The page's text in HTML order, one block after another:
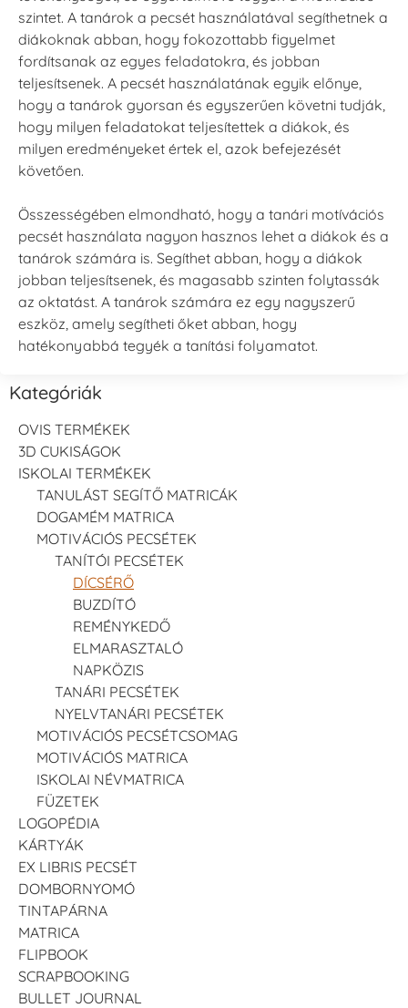
szintet. A tanárok a pecsét használatával segíthetnek a
diákoknak abban, hogy fokozottabb figyelmet
fordítsanak az egyes feladatokra, és jobban
teljesítsenek. A pecsét használatának egyik előnye,
hogy a tanárok gyorsan és egyszerűen követni tudják,
hogy milyen feladatokat teljesítettek a diákok, és
milyen eredményeket értek el, azok befejezését
követően.
Összességében elmondható, hogy a tanári motívációs
pecsét használata nagyon hasznos lehet a diákok és a
tanárok számára is. Segíthet abban, hogy a diákok
jobban teljesítsenek, és magasabb szinten folytassák
az oktatást. A tanárok számára ez egy nagyszerű
eszköz, amely segítheti őket abban, hogy
hatékonyabbá tegyék a tanítási folyamatot.
Kategóriák
OVIS TERMÉKEK
3D CUKISÁGOK
ISKOLAI TERMÉKEK
TANULÁST SEGÍTŐ MATRICÁK
DOGAMÉM MATRICA
MOTIVÁCIÓS PECSÉTEK
TANÍTÓI PECSÉTEK
DÍCSÉRŐ
BUZDÍTÓ
REMÉNYKEDŐ
ELMARASZTALÓ
NAPKÖZIS
TANÁRI PECSÉTEK
NYELVTANÁRI PECSÉTEK
MOTIVÁCIÓS PECSÉTCSOMAG
MOTIVÁCIÓS MATRICA
ISKOLAI NÉVMATRICA
FÜZETEK
LOGOPÉDIA
KÁRTYÁK
EX LIBRIS PECSÉT
DOMBORNYOMÓ
TINTAPÁRNA
MATRICA
FLIPBOOK
SCRAPBOOKING
BULLET JOURNAL